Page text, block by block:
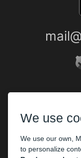
We use
We use our own,
to personalize